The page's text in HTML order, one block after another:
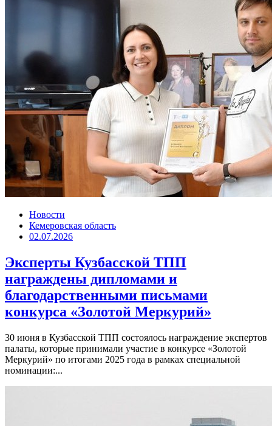
Новости
Кемеровская область
02.07.2026
Эксперты Кузбасской ТПП
награждены дипломами и
благодарственными письмами
конкурса «Золотой Меркурий»
30 июня в Кузбасской ТПП состоялось награждение экспертов
палаты, которые принимали участие в конкурсе «Золотой
Меркурий» по итогами 2025 года в рамках специальной
номинации:...